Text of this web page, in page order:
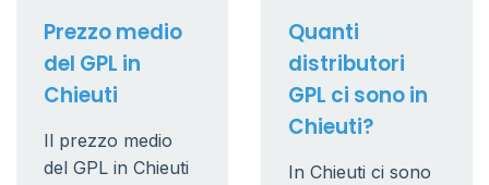
Prezzo medio
del GPL in
Chieuti
Il prezzo medio
del GPL in Chieuti
Quanti
distributori
GPL ci sono in
Chieuti?
In Chieuti ci sono